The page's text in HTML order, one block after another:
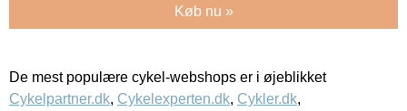
Køb nu »
De mest populære cykel-webshops er i øjeblikket
Cykelpartner.dk, Cykelexperten.dk, Cykler.dk,